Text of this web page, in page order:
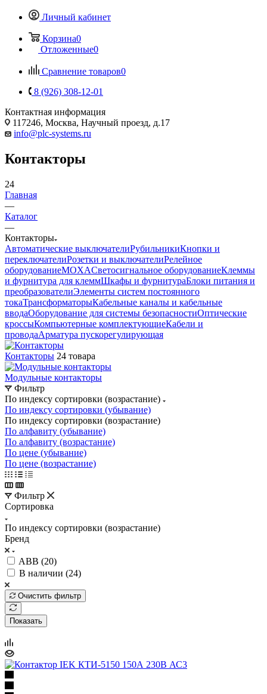
Личный кабинет
Корзина0
Отложенные0
Сравнение товаров0
8 (926) 308-12-01
Контактная информация
117246, Москва, Научный проезд, д.17
info@plc-systems.ru
Контакторы
24
Главная
—
Каталог
—
Контакторы
Автоматические выключателиРубильникиКнопки и
переключателиРозетки и выключателиРелейное
оборудованиеMOXAСветосигнальное оборудованиеКлеммы
и фурнитура для клеммШкафы и фурнитураБлоки питания и
преобразователиЭлементы систем постоянного
токаТрансформаторыКабельные каналы и кабельные
вводаОборудование для системы безопасностиОптические
кроссыКомпьютерные комплектующиеКабели и
проводаАрматура пускорегулирующая
Контакторы 24 товара
Модульные контакторы
Фильтр
По индексу сортировки (возрастание)
По индексу сортировки (убывание)
По индексу сортировки (возрастание)
По алфавиту (убывание)
По алфавиту (возрастание)
По цене (убывание)
По цене (возрастание)
Фильтр
Сортировка
По индексу сортировки (возрастание)
Бренд
ABB (20)
В наличии (24)
Очистить фильтр
Показать